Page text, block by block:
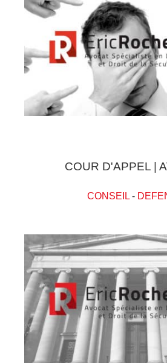
COUR D'APPEL |
CONSEIL-